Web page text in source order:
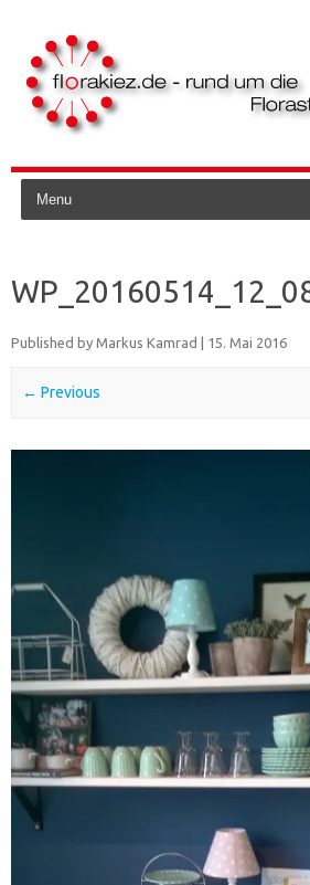
Skip to content
Published by Markus Kamrad 15. Mai 2016
← Previous